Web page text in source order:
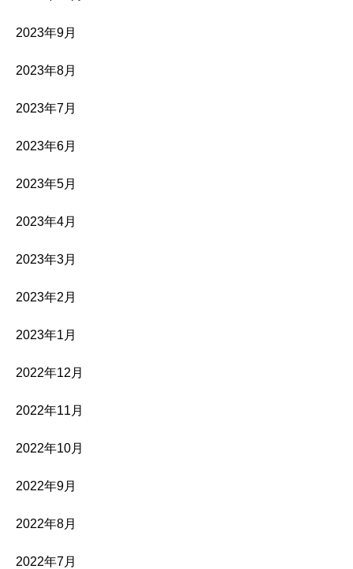
2023年9月
2023年8月
2023年7月
2023年6月
2023年5月
2023年4月
2023年3月
2023年2月
2023年1月
2022年12月
2022年11月
2022年10月
2022年9月
2022年8月
2022年7月